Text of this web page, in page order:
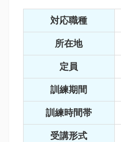
対応職種
所在地
定員
訓練期間
訓練時間帯
受講形式